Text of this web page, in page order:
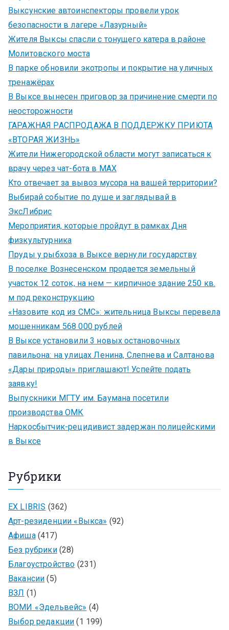
Выксунские автоинспекторы провели урок
безопасности в лагере «Лазурный»
Жителя Выксы спасли с тонущего катера в районе
Молитовского моста
В парке обновили экотропы и покрытие на уличных
тренажёрах
В Выксе вынесен приговор за причинение смерти по
неосторожности
ГАРАЖНАЯ РАСПРОДАЖА В ПОДДЕРЖКУ ПРИЮТА
«ВТОРАЯ ЖИЗНЬ»
Жители Нижегородской области могут записаться к
врачу через чат-бота в MAX
Кто отвечает за вывоз мусора на вашей территории?
Выбирай событие по душе и заглядывай в
ЭксЛибрис
Мероприятия, которые пройдут в рамках Дня
физкультурника
Пруды у рыбхоза в Выксе вернули государству
В поселке Вознесенском продается земельный
участок 12 соток, на нем — кирпичное здание 250 кв.
м под реконструкцию
«Назовите код из СМС»: жительница Выксы перевела
мошенникам 568 000 рублей
В Выксе установили 3 новых остановочных
павильона: на улицах Ленина, Слепнева и Салтанова
«Дары природы» приглашают! Успейте подать
заявку!
Выпускники МГТУ им. Баумана посетили
производства ОМК
Наркосбытчик-рецидивист задержан полицейскими
в Выксе
Рубрики
EX LIBRIS (362)
Арт-резиденции «Выкса» (92)
Афиша(417)
Без рубрики(28)
Благоустройство (231)
Вакансии (5)
ВЗЛ (1)
ВОМИ «Эдельвейс» (4)
Выбор редакции (1 199)